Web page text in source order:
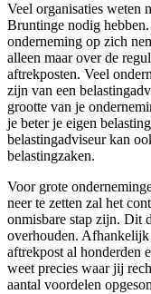
Veel organisaties weten
Bruntinge nodig
onderneming op zich
alleen maar over de
aftrekposten. Veel
zijn van een
grootte van je
je beter je eigen
belastingadviseur kan
belastingzaken.
Voor grote
neer te zetten zal het
onmisbare stap zijn. Dit
overhouden.
aftrekpost al honderden
weet precies waar jij
aantal voordelen